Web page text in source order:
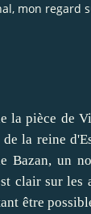
mon regard
la pièce de
la reine
Bazan, un
clair sur les
être